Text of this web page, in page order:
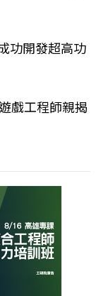
功開發超高功
戲工程師親揭